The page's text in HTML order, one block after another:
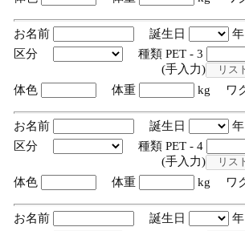
お名前 誕生日
区分
種類 PET - 3
(手入力)
体色
体重 kg ワ
お名前 誕生日
区分
種類 PET - 4
(手入力)
体色
体重 kg ワ
お名前 誕生日